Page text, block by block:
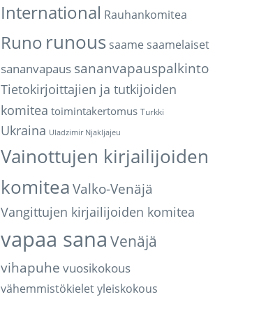
International Rauhankomitea
Runo runous saame saamelaiset
sananvapaus sananvapauspalkinto
Tietokirjoittajien ja tutkijoiden
komitea toimintakertomus Turkki
Ukraina Uladzimir Njakljajeu
Vainottujen kirjailijoiden
komitea Valko-Venäjä
Vangittujen kirjailijoiden komitea
vapaa sana Venäjä
vihapuhe vuosikokous
vähemmistökieletyleiskokous